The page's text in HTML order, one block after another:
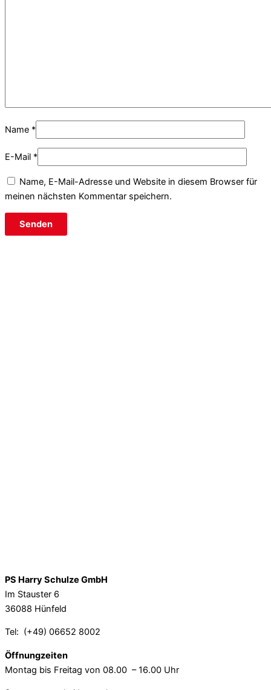
Name *
E-Mail *
Name, E-Mail-Adresse und Website in diesem Browser für
meinen nächsten Kommentar speichern.
PS Harry Schulze GmbH
Im Stauster 6
36088 Hünfeld
Tel: (+49) 06652 8002
Öffnungzeiten
Montag bis Freitag von 08.00 – 16.00 Uhr